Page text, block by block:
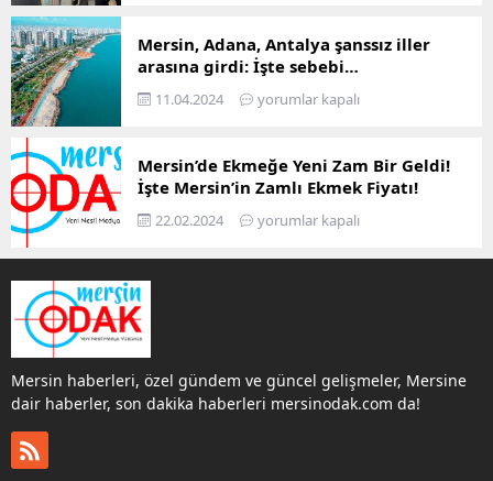
Mersin, Adana, Antalya şanssız iller
arasına girdi: İşte sebebi…
11.04.2024 yorumlar kapalı
Mersin’de Ekmeğe Yeni Zam Bir Geldi!
İşte Mersin’in Zamlı Ekmek Fiyatı!
22.02.2024 yorumlar kapalı
Mersin haberleri, özel gündem ve güncel gelişmeler, Mersine
dair haberler, son dakika haberleri mersinodak.com da!